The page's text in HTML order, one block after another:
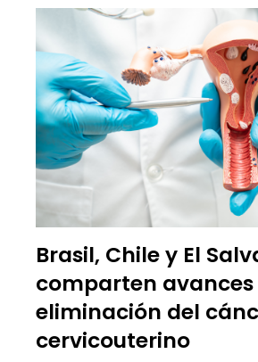
Brasil, Chile y El
comparten
eliminación del
cervicouterino